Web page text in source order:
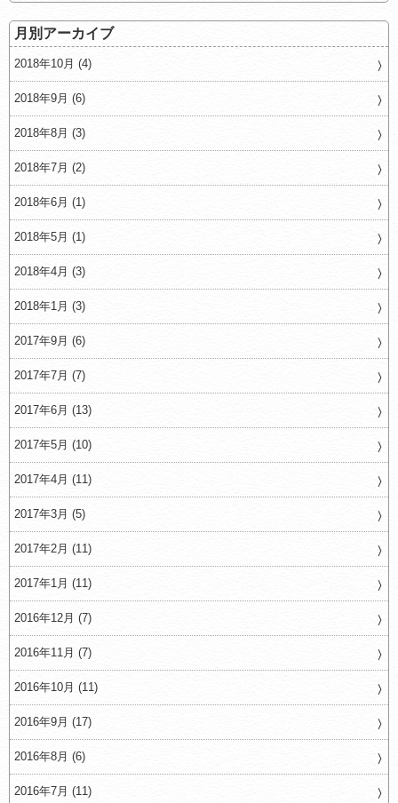
月別アーカイブ
2018年10月 (4)
2018年9月 (6)
2018年8月 (3)
2018年7月 (2)
2018年6月 (1)
2018年5月 (1)
2018年4月 (3)
2018年1月 (3)
2017年9月 (6)
2017年7月 (7)
2017年6月 (13)
2017年5月 (10)
2017年4月 (11)
2017年3月 (5)
2017年2月 (11)
2017年1月 (11)
2016年12月 (7)
2016年11月 (7)
2016年10月 (11)
2016年9月 (17)
2016年8月 (6)
2016年7月 (11)